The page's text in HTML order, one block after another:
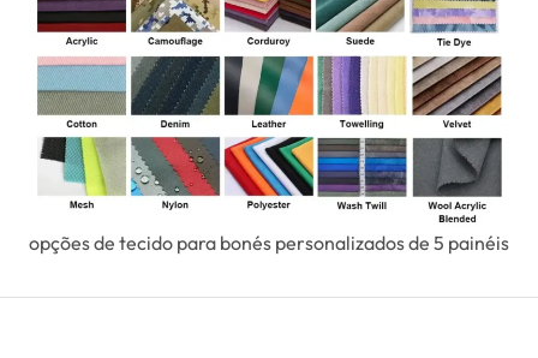
opções de tecido para bonés personalizados de 5 painéis